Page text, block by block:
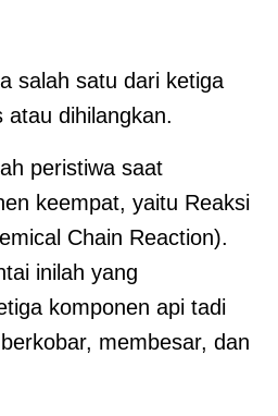
salah satu dari ketiga
atau dihilangkan.
peristiwa saat
keempat, yaitu Reaksi
Chain Reaction).
inilah yang
komponen api tadi
membesar, dan